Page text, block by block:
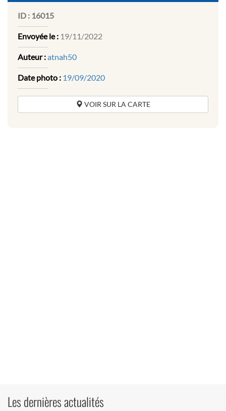
ID : 16015
Envoyée le : 19/11/2022
Auteur :atnah50
Date photo : 19/09/2020
VOIR SUR LA CARTE
Les dernières actualités